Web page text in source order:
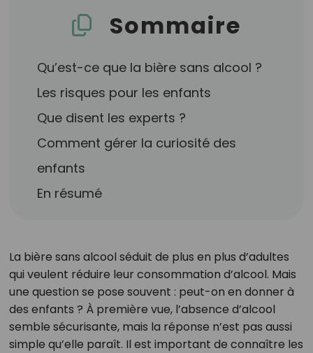
Sommaire
Qu’est-ce que la bière sans alcool ?
Les risques pour les enfants
Que disent les experts ?
Comment gérer la curiosité des
enfants
En résumé
La bière sans alcool séduit de plus en plus d’adultes
qui veulent réduire leur consommation d’alcool. Mais
une question se pose souvent : peut-on en donner à
des enfants ? À première vue, l’absence d’alcool
semble sécurisante, mais la réponse n’est pas aussi
simple qu’elle paraît. Il est important de connaître les